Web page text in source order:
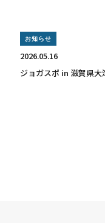
お知らせ
2026.05.16
ジョガスポ in 滋賀県大